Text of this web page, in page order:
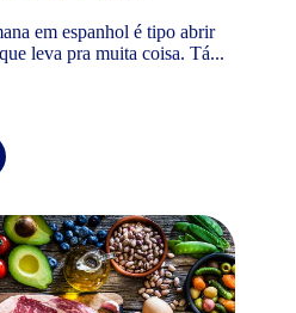
em espanhol é tipo abrir
leva pra muita coisa. Tá...